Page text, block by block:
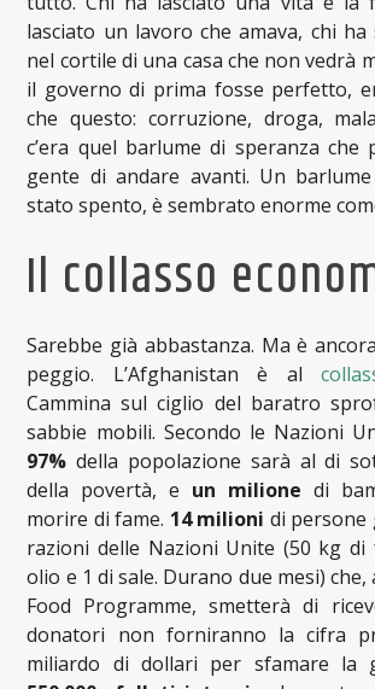
lasciato un lavoro che amava, chi
nel cortile di una casa che non vedrà
il governo di prima fosse perfetto,
che questo: corruzione, droga,
c’era quel barlume di speranza che
gente di andare avanti. Un
stato spento, è sembrato enorme
Il collasso
Sarebbe già abbastanza. Ma è
peggio. L’Afghanistan è al
Cammina sul ciglio del baratro
sabbie mobili. Secondo le Nazioni
97% della popolazione sarà al di
della povertà, e un milione di
morire di fame. 14 milioni di persone
razioni delle Nazioni Unite (50 kg
olio e 1 di sale. Durano due mesi)
Food Programme, smetterà di
donatori non forniranno la cifra
miliardo di dollari per sfamare la